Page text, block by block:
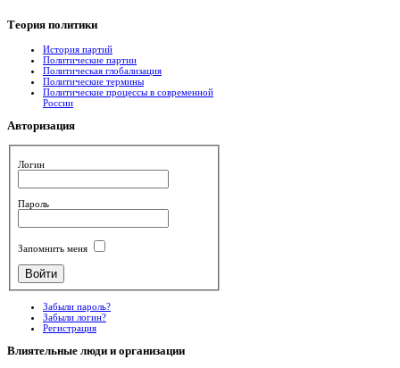
Теория политики
История партий
Политические партии
Политическая глобализация
Политические термины
Политические процессы в современной
России
Авторизация
Логин
Пароль
Запомнить меня
Забыли пароль?
Забыли логин?
Регистрация
Влиятельные люди и организации